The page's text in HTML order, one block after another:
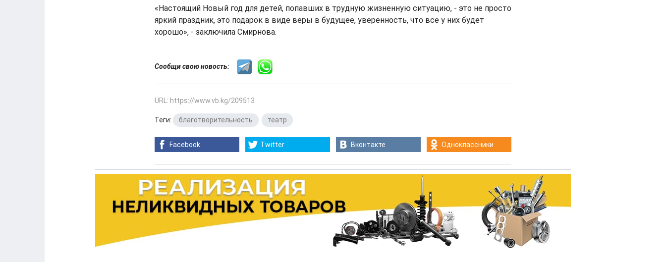
«Настоящий Новый год для детей, попавших в трудную жизненную ситуацию, - это не просто
яркий праздник, это подарок в виде веры в будущее, уверенность, что все у них будет
хорошо», - заключила Смирнова.
Сообщи свою новость:
URL: https://www.vb.kg/209513
Теги: благотворительность театр
Facebook Twitter Вконтакте Одноклассники